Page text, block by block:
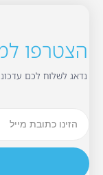
הצטרפו
נדאג לשלוח לכם